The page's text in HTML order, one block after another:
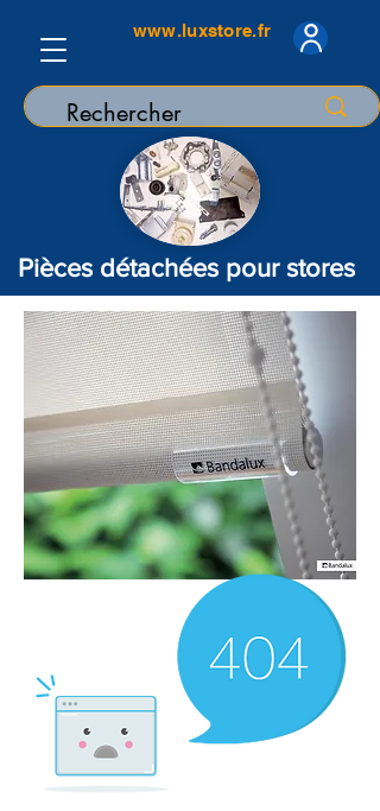
www.luxstore.fr
Pièces détachées pour stores